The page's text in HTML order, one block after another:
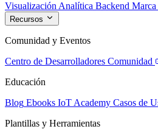
Visualización Analítica Backend Marca
Recursos
Comunidad y Eventos
Centro de Desarrolladores Comunidad
Educación
Blog Ebooks IoT Academy Casos de
Plantillas y Herramientas